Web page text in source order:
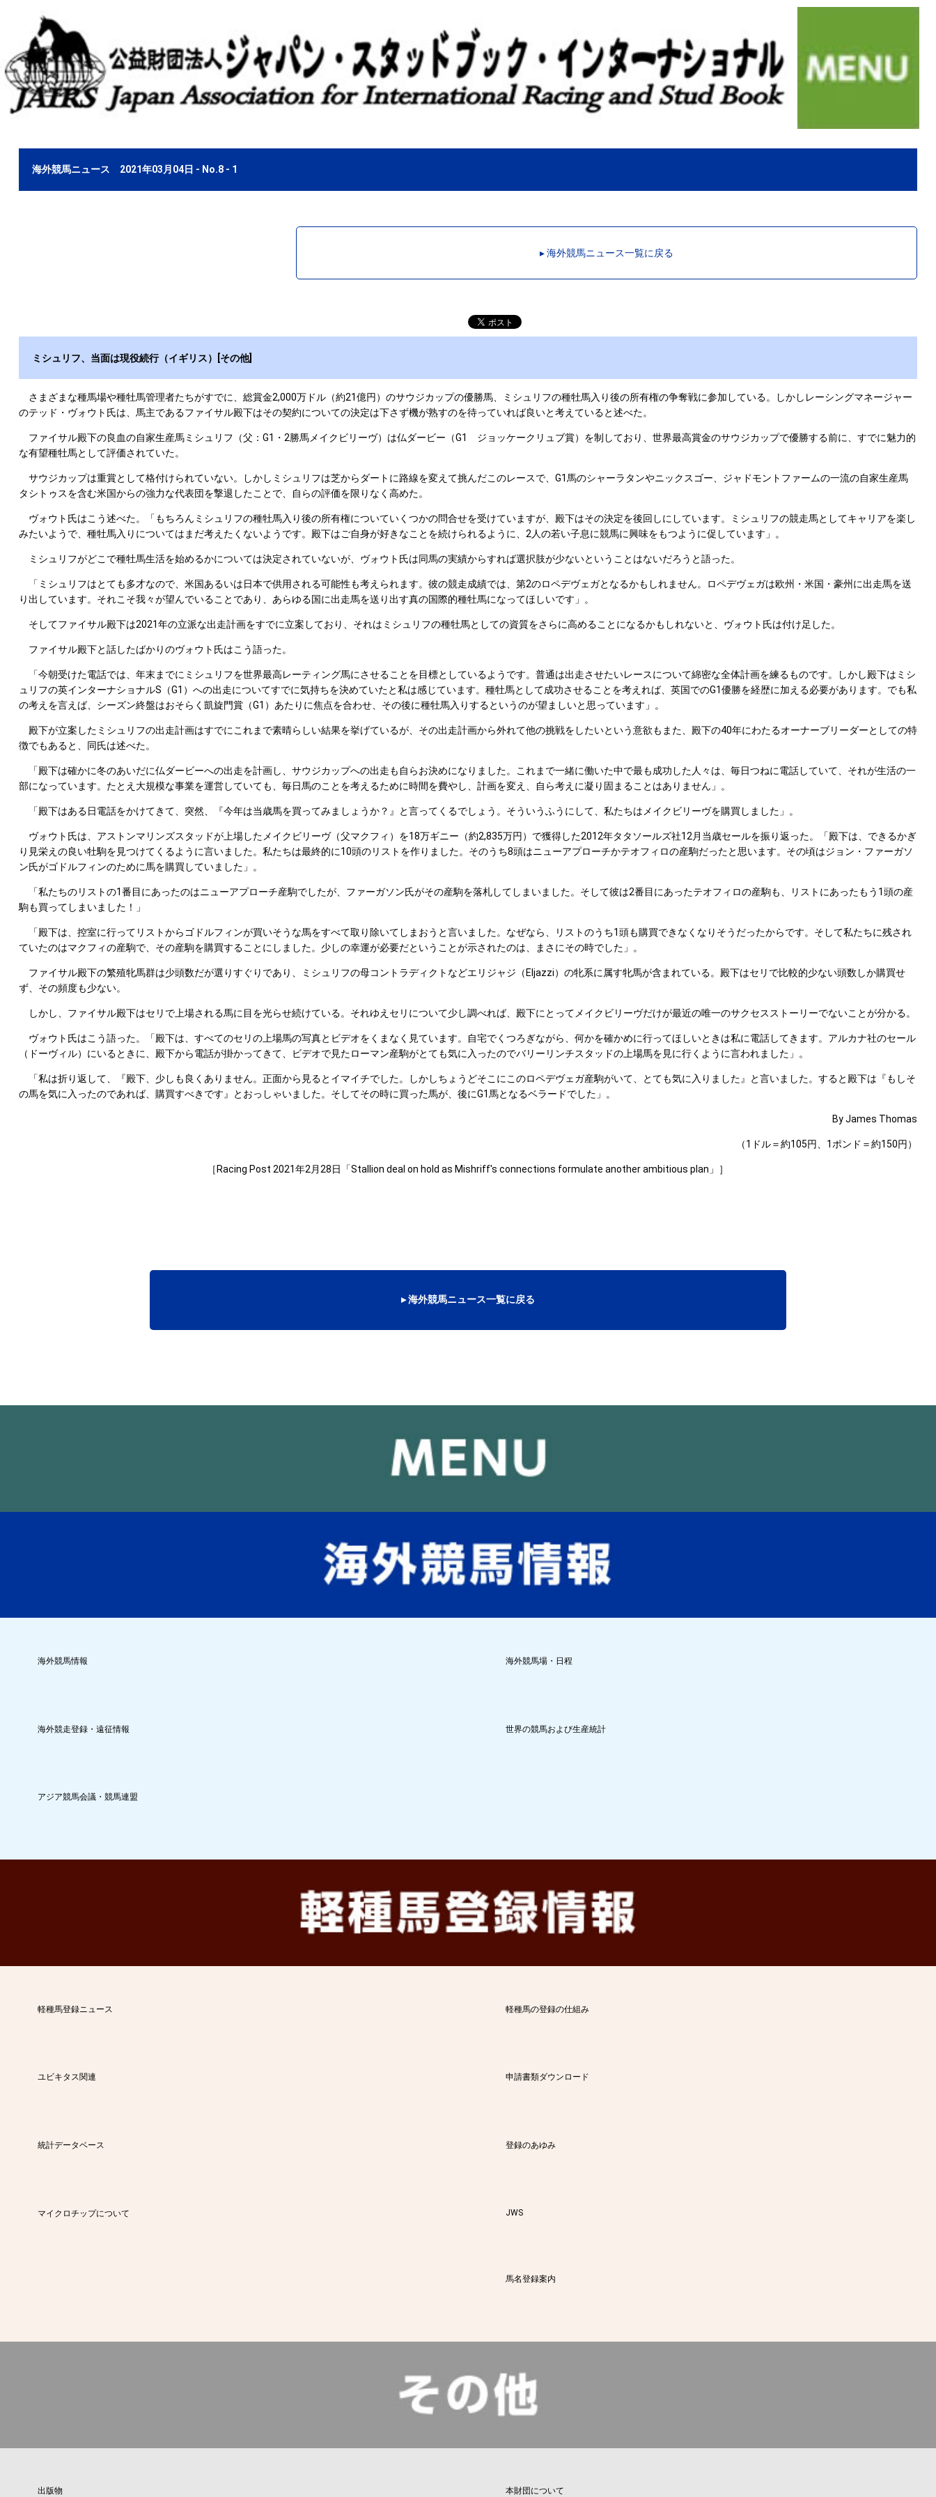
海外競馬ニュース 2021年03月04日 - No.8 - 1
▸ 海外競馬ニュース一覧に戻る
ミシュリフ、当面は現役続行（イギリス）[その他]
さまざまな種馬場や種牡馬管理者たちがすでに、総賞金2,000万ドル（約21億円）のサウジカップの優勝馬、ミシュリフの種牡馬入り後の所有権の争奪戦に参加している。しかしレーシングマネージャー
のテッド・ヴォウト氏は、馬主であるファイサル殿下はその契約についての決定は下さず機が熟すのを待っていれば良いと考えていると述べた。
ファイサル殿下の良血の自家生産馬ミシュリフ（父：G1・2勝馬メイクビリーヴ）は仏ダービー（G1 ジョッケークリュブ賞）を制しており、世界最高賞金のサウジカップで優勝する前に、すでに魅力的
な有望種牡馬として評価されていた。
サウジカップは重賞として格付けられていない。しかしミシュリフは芝からダートに路線を変えて挑んだこのレースで、G1馬のシャーラタンやニックスゴー、ジャドモントファームの一流の自家生産馬
タシトゥスを含む米国からの強力な代表団を撃退したことで、自らの評価を限りなく高めた。
ヴォウト氏はこう述べた。「もちろんミシュリフの種牡馬入り後の所有権についていくつかの問合せを受けていますが、殿下はその決定を後回しにしています。ミシュリフの競走馬としてキャリアを楽し
みたいようで、種牡馬入りについてはまだ考えたくないようです。殿下はご自身が好きなことを続けられるように、2人の若い子息に競馬に興味をもつように促しています」。
ミシュリフがどこで種牡馬生活を始めるかについては決定されていないが、ヴォウト氏は同馬の実績からすれば選択肢が少ないということはないだろうと語った。
「ミシュリフはとても多才なので、米国あるいは日本で供用される可能性も考えられます。彼の競走成績では、第2のロペデヴェガとなるかもしれません。ロペデヴェガは欧州・米国・豪州に出走馬を送
り出しています。それこそ我々が望んでいることであり、あらゆる国に出走馬を送り出す真の国際的種牡馬になってほしいです」。
そしてファイサル殿下は2021年の立派な出走計画をすでに立案しており、それはミシュリフの種牡馬としての資質をさらに高めることになるかもしれないと、ヴォウト氏は付け足した。
ファイサル殿下と話したばかりのヴォウト氏はこう語った。
「今朝受けた電話では、年末までにミシュリフを世界最高レーティング馬にさせることを目標としているようです。普通は出走させたいレースについて綿密な全体計画を練るものです。しかし殿下はミシ
ュリフの英インターナショナルS（G1）への出走についてすでに気持ちを決めていたと私は感じています。種牡馬として成功させることを考えれば、英国でのG1優勝を経歴に加える必要があります。でも私
の考えを言えば、シーズン終盤はおそらく凱旋門賞（G1）あたりに焦点を合わせ、その後に種牡馬入りするというのが望ましいと思っています」。
殿下が立案したミシュリフの出走計画はすでにこれまで素晴らしい結果を挙げているが、その出走計画から外れて他の挑戦をしたいという意欲もまた、殿下の40年にわたるオーナーブリーダーとしての特
徴でもあると、同氏は述べた。
「殿下は確かに冬のあいだに仏ダービーへの出走を計画し、サウジカップへの出走も自らお決めになりました。これまで一緒に働いた中で最も成功した人々は、毎日つねに電話していて、それが生活の一
部になっています。たとえ大規模な事業を運営していても、毎日馬のことを考えるために時間を費やし、計画を変え、自ら考えに凝り固まることはありません」。
「殿下はある日電話をかけてきて、突然、『今年は当歳馬を買ってみましょうか？』と言ってくるでしょう。そういうふうにして、私たちはメイクビリーヴを購買しました」。
ヴォウト氏は、アストンマリンズスタッドが上場したメイクビリーヴ（父マクフィ）を18万ギニー（約2,835万円）で獲得した2012年タタソールズ社12月当歳セールを振り返った。「殿下は、できるかぎ
り見栄えの良い牡駒を見つけてくるように言いました。私たちは最終的に10頭のリストを作りました。そのうち8頭はニューアプローチかテオフィロの産駒だったと思います。その頃はジョン・ファーガソ
ン氏がゴドルフィンのために馬を購買していました」。
「私たちのリストの1番目にあったのはニューアプローチ産駒でしたが、ファーガソン氏がその産駒を落札してしまいました。そして彼は2番目にあったテオフィロの産駒も、リストにあったもう1頭の産
駒も買ってしまいました！」
「殿下は、控室に行ってリストからゴドルフィンが買いそうな馬をすべて取り除いてしまおうと言いました。なぜなら、リストのうち1頭も購買できなくなりそうだったからです。そして私たちに残され
ていたのはマクフィの産駒で、その産駒を購買することにしました。少しの幸運が必要だということが示されたのは、まさにその時でした」。
ファイサル殿下の繁殖牝馬群は少頭数だが選りすぐりであり、ミシュリフの母コントラディクトなどエリジャジ（Eljazzi）の牝系に属す牝馬が含まれている。殿下はセリで比較的少ない頭数しか購買せ
ず、その頻度も少ない。
しかし、ファイサル殿下はセリで上場される馬に目を光らせ続けている。それゆえセリについて少し調べれば、殿下にとってメイクビリーヴだけが最近の唯一のサクセスストーリーでないことが分かる。
ヴォウト氏はこう語った。「殿下は、すべてのセリの上場馬の写真とビデオをくまなく見ています。自宅でくつろぎながら、何かを確かめに行ってほしいときは私に電話してきます。アルカナ社のセール
（ドーヴィル）にいるときに、殿下から電話が掛かってきて、ビデオで見たローマン産駒がとても気に入ったのでバリーリンチスタッドの上場馬を見に行くように言われました」。
「私は折り返して、『殿下、少しも良くありません。正面から見るとイマイチでした。しかしちょうどそこにこのロペデヴェガ産駒がいて、とても気に入りました』と言いました。すると殿下は『もしそ
の馬を気に入ったのであれば、購買すべきです』とおっしゃいました。そしてその時に買った馬が、後にG1馬となるベラードでした」。
By James Thomas
（1ドル＝約105円、1ポンド＝約150円）
［Racing Post 2021年2月28日「Stallion deal on hold as Mishriff's connections formulate another ambitious plan」］
▸ 海外競馬ニュース一覧に戻る
海外競馬情報 海外競馬場・日程
海外競走登録・遠征情報 世界の競馬および生産統計
アジア競馬会議・競馬連盟
軽種馬登録ニュース 軽種馬の登録の仕組み
ユビキタス関連 申請書類ダウンロード
統計データベース 登録のあゆみ
マイクロチップについて JWS
馬名登録案内
出版物 本財団について